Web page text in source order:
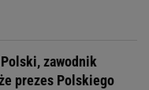
zawodnik
prezes Polskiego